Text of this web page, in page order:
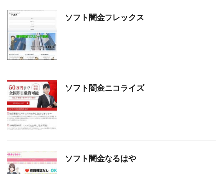
ソフト闇金フレックス
ソフト闇金ニコライズ
ソフト闇金なるはや